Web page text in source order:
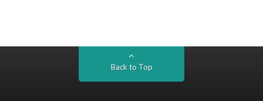
Back to Top